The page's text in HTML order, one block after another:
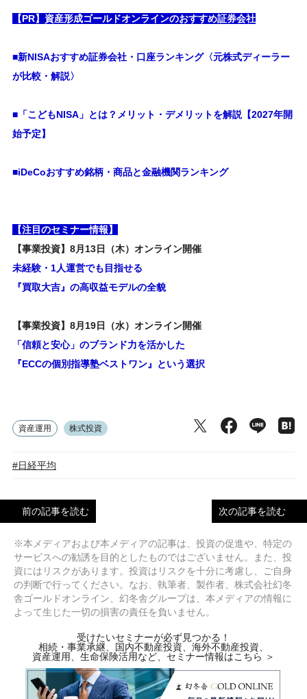
【PR】資産形成ゴールドオンラインのおすすめ証券会社
■新NISAおすすめ証券会社・口座ランキング〈元株式ディーラー
が比較・解説〉
■「こどもNISA」とは？メリット・デメリットを解説【2027年開
始予定】
■iDeCoおすすめ銘柄・商品と金融機関ランキング
【注目のセミナー情報】
【事業投資】8月13日（木）オンライン開催
未経験・1人運営でも目指せる
『買取大吉』の高収益モデルの全貌
【事業投資】8月19日（水）オンライン開催
「信頼と安心」のブランド力を活かした
『ECCの個別指導塾ベストワン』という選択
資産運用 株式投資
#日経平均
前の記事を読む 次の記事を読む
※本メディアおよび本メディアの記事は、投資の促進や、特定の
サービスへの勧誘を目的としたものではございません。また、投
資にはリスクがあります。投資はリスクを十分に考慮し、ご自身
の判断で行ってください。なお、執筆者、製作者、株式会社幻冬
舎ゴールドオンライン、幻冬舎グループは、本メディアの情報に
よって生じた一切の損害の責任を負いません。
受けたいセミナーが必ず見つかる！
相続・事業承継、国内不動産投資、海外不動産投資、
資産運用、生命保険活用など、セミナー情報はこちら ＞